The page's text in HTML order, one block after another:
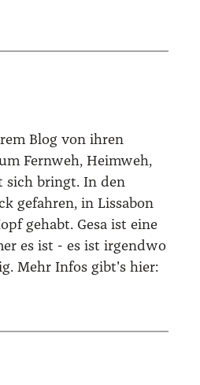
Blog von ihren
Fernweh, Heimweh,
sich bringt. In den
gefahren, in Lissabon
gehabt. Gesa ist eine
es ist - es ist irgendwo
Mehr Infos gibt's hier: